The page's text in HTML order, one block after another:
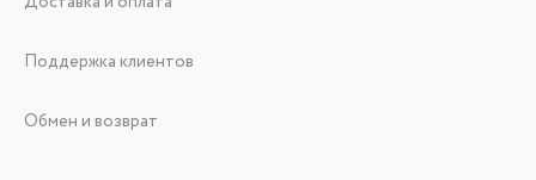
Поддержка клиентов
Обмен и возврат